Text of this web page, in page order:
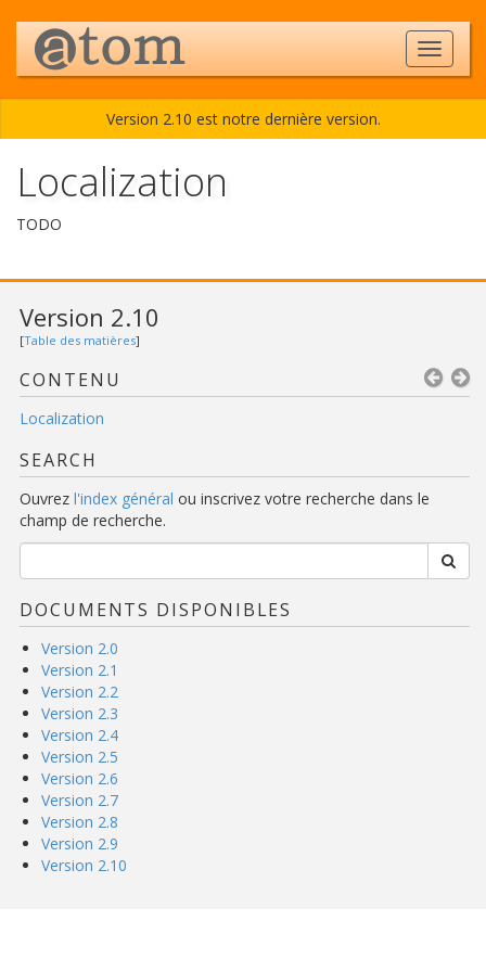
Version 2.10 est notre dernière version.
Localization
TODO
Version 2.10
[Table des matières]
CONTENU
Localization
SEARCH
Ouvrez l'index général ou inscrivez votre recherche dans le
champ de recherche.
DOCUMENTS DISPONIBLES
Version 2.0
Version 2.1
Version 2.2
Version 2.3
Version 2.4
Version 2.5
Version 2.6
Version 2.7
Version 2.8
Version 2.9
Version 2.10